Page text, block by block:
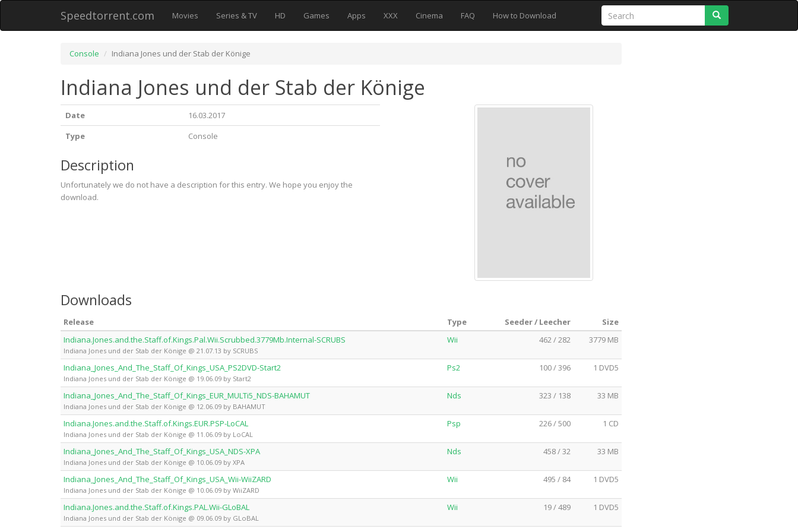
Speedtorrent.com Movies Series & TV HD Games Apps XXX Cinema FAQ How to Download
Console Indiana Jones und der Stab der Könige
Indiana Jones und der Stab der Könige
Date
16.03.2017
Type
Console
Description
Unfortunately we do not have a description for this entry. We hope you enjoy the
download.
Downloads
Release Type Seeder / Leecher
Size
Indiana.Jones.and.the.Staff.of.Kings.Pal.Wii.Scrubbed.3779Mb.Internal-SCRUBS
Indiana Jones und der Stab der Könige @ 21.07.13 by SCRUBS
Wii 462 / 282 3779 MB
Indiana_Jones_And_The_Staff_Of_Kings_USA_PS2DVD-Start2
Indiana Jones und der Stab der Könige @ 19.06.09 by Start2
Ps2 100 / 396 1 DVD5
Indiana_Jones_And_The_Staff_Of_Kings_EUR_MULTi5_NDS-BAHAMUT
Indiana Jones und der Stab der Könige @ 12.06.09 by BAHAMUT
Nds 323 / 138 33 MB
Indiana.Jones.and.the.Staff.of.Kings.EUR.PSP-LoCAL
Indiana Jones und der Stab der Könige @ 11.06.09 by LoCAL
Psp 226 / 500 1 CD
Indiana_Jones_And_The_Staff_Of_Kings_USA_NDS-XPA
Indiana Jones und der Stab der Könige @ 10.06.09 by XPA
Nds 458 / 32 33 MB
Indiana_Jones_And_The_Staff_Of_Kings_USA_Wii-WiiZARD
Indiana Jones und der Stab der Könige @ 10.06.09 by WiiZARD
Wii 495 / 84 1 DVD5
Indiana.Jones.and.the.Staff.of.Kings.PAL.Wii-GLoBAL
Indiana Jones und der Stab der Könige @ 09.06.09 by GLoBAL
Wii 19 / 489 1 DVD5